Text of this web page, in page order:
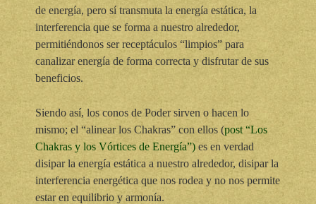
de energía, pero sí transmuta la energía estática, la
interferencia que se forma a nuestro alrededor,
permitiéndonos ser receptáculos “limpios” para
canalizar energía de forma correcta y disfrutar de sus
beneficios.
Siendo así, los conos de Poder sirven o hacen lo
mismo; el “alinear los Chakras” con ellos (post “Los
Chakras y los Vórtices de Energía”) es en verdad
disipar la energía estática a nuestro alrededor, disipar la
interferencia energética que nos rodea y no nos permite
estar en equilibrio y armonía.